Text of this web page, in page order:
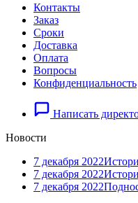
Контакты
Заказ
Cроки
Доставка
Оплата
Вопросы
Конфиденциальность
Написать
Новости
7 декабря 2022
7 декабря 2022
7 декабря 2022